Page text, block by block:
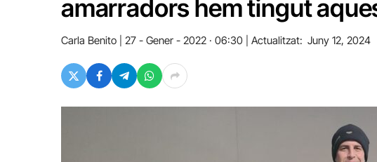
amarradors hem tingut
Carla Benito 27 - Gener - 2022 · 06:30 Actualitzat: Juny 12, 2024